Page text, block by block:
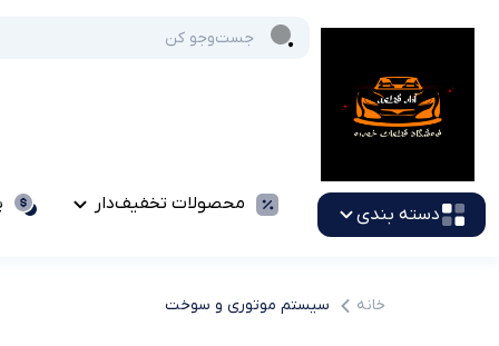
دسته بندی محصولات تخفیف‌دار
خانه سیستم موتوری و سوخت